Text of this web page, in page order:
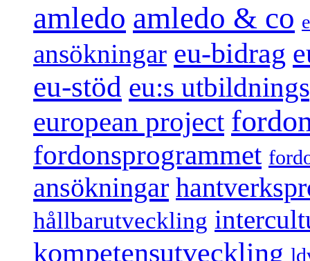
amledo amledo & co
ansökningar eu-bidrag
eu-stöd eu:s
european project
fordonsprogrammet
ansökningar
hållbarutveckling
kompetensutveckling